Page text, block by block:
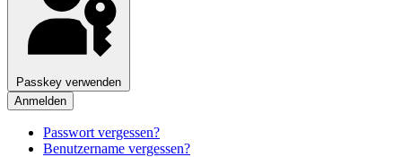
Passkey verwenden
Anmelden
Passwort vergessen?
Benutzername vergessen?